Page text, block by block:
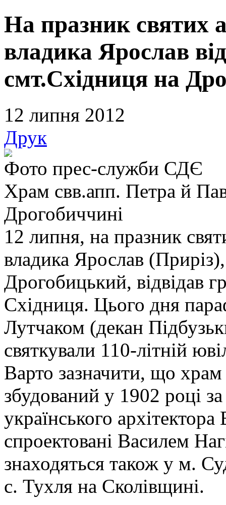
На празник святих
владика Ярослав
смт.Східниця на
12 липня 2012
Друк
Фото прес-служби СДЄ
Храм свв.апп. Петра й
Дрогобиччині
12 липня, на празник
владика Ярослав
Дрогобицький, відвідав
Східниця. Цього дня
Лутчаком (декан
святкували 110-літній
Варто зазначити, що
збудований у 1902 році
українського
спроектовані Василем
знаходяться також у м.
с. Тухля на Сколівщині.